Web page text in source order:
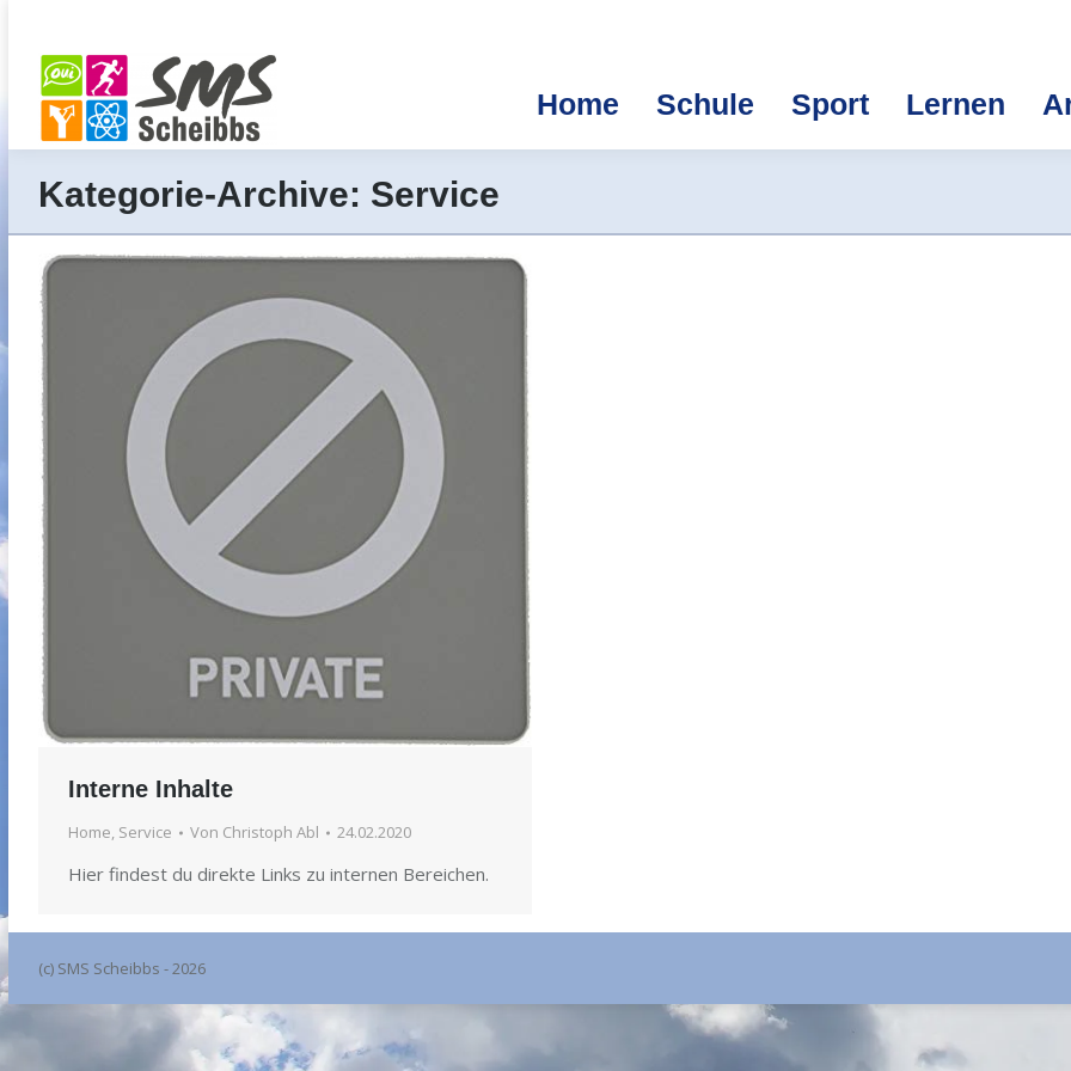
Home Schule Sport Lernen
Kategorie-Archive: Service
Interne Inhalte
Home, Service Von Christoph Abl 24.02.2020
Hier findest du direkte Links zu internen Bereichen.
(c) SMS Scheibbs - 2026